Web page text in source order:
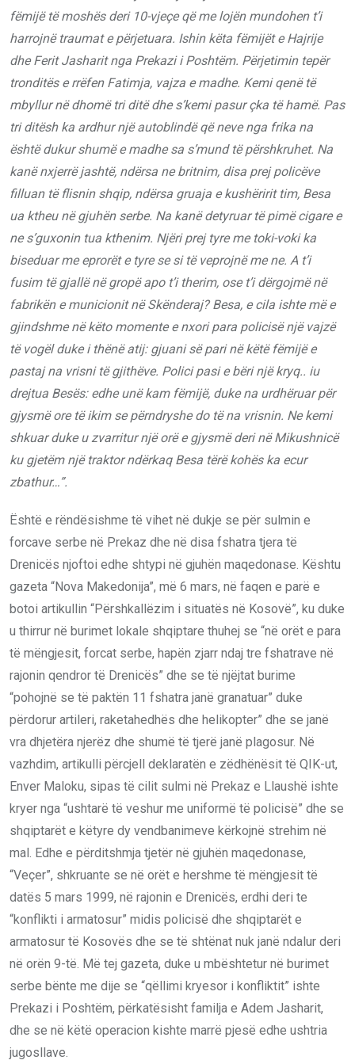
fëmijë të moshës deri 10-vjeçe që me lojën mundohen t’i
harrojnë traumat e përjetuara. Ishin këta fëmijët e Hajrije
dhe Ferit Jasharit nga Prekazi i Poshtëm. Përjetimin tepër
tronditës e rrëfen Fatimja, vajza e madhe. Kemi qenë të
mbyllur në dhomë tri ditë dhe s’kemi pasur çka të hamë. Pas
tri ditësh ka ardhur një autoblindë që neve nga frika na
është dukur shumë e madhe sa s’mund të përshkruhet. Na
kanë nxjerrë jashtë, ndërsa ne britnim, disa prej policëve
filluan të flisnin shqip, ndërsa gruaja e kushëririt tim, Besa
ua ktheu në gjuhën serbe. Na kanë detyruar të pimë cigare e
ne s’guxonin tua kthenim. Njëri prej tyre me toki-voki ka
biseduar me eprorët e tyre se si të veprojnë me ne. A t’i
fusim të gjallë në gropë apo t’i therim, ose t’i dërgojmë në
fabrikën e municionit në Skënderaj? Besa, e cila ishte më e
gjindshme në këto momente e nxori para policisë një vajzë
të vogël duke i thënë atij: gjuani së pari në këtë fëmijë e
pastaj na vrisni të gjithëve. Polici pasi e bëri një kryq.. iu
drejtua Besës: edhe unë kam fëmijë, duke na urdhëruar për
gjysmë ore të ikim se përndryshe do të na vrisnin. Ne kemi
shkuar duke u zvarritur një orë e gjysmë deri në Mikushnicë
ku gjetëm një traktor ndërkaq Besa tërë kohës ka ecur
zbathur…”.
Është e rëndësishme të vihet në dukje se për sulmin e
forcave serbe në Prekaz dhe në disa fshatra tjera të
Drenicës njoftoi edhe shtypi në gjuhën maqedonase. Kështu
gazeta “Nova Makedonija”, më 6 mars, në faqen e parë e
botoi artikullin “Përshkallëzim i situatës në Kosovë”, ku duke
u thirrur në burimet lokale shqiptare thuhej se “në orët e para
të mëngjesit, forcat serbe, hapën zjarr ndaj tre fshatrave në
rajonin qendror të Drenicës” dhe se të njëjtat burime
“pohojnë se të paktën 11 fshatra janë granatuar” duke
përdorur artileri, raketahedhës dhe helikopter” dhe se janë
vra dhjetëra njerëz dhe shumë të tjerë janë plagosur. Në
vazhdim, artikulli përcjell deklaratën e zëdhënësit të QIK-ut,
Enver Maloku, sipas të cilit sulmi në Prekaz e Llaushë ishte
kryer nga “ushtarë të veshur me uniformë të policisë” dhe se
shqiptarët e këtyre dy vendbanimeve kërkojnë strehim në
mal. Edhe e përditshmja tjetër në gjuhën maqedonase,
“Veçer”, shkruante se në orët e hershme të mëngjesit të
datës 5 mars 1999, në rajonin e Drenicës, erdhi deri te
“konflikti i armatosur” midis policisë dhe shqiptarët e
armatosur të Kosovës dhe se të shtënat nuk janë ndalur deri
në orën 9-të. Më tej gazeta, duke u mbështetur në burimet
serbe bënte me dije se “qëllimi kryesor i konfliktit” ishte
Prekazi i Poshtëm, përkatësisht familja e Adem Jasharit,
dhe se në këtë operacion kishte marrë pjesë edhe ushtria
jugosllave.